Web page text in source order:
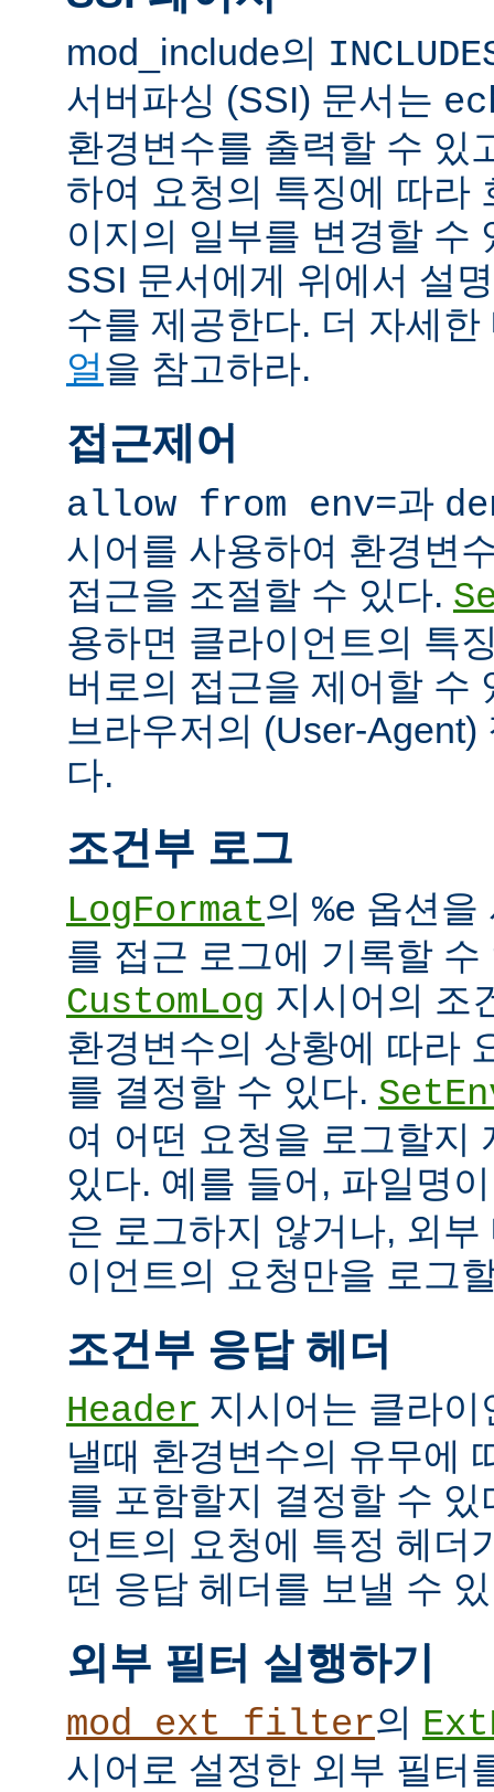
mod_include의
서버파싱 (SSI) 문서는
환경변수를 출력할 수 있
하여 요청의 특징에 따라
이지의 일부를 변경할 수
SSI 문서에게 위에서 설
수를 제공한다. 더 자세
얼을 참고하라.
접근제어
allow from env=과
시어를 사용하여 환경변
접근을 조절할 수 있다.
용하면 클라이언트의 특
버로의 접근을 제어할 수
브라우저의 (User-
다.
조건부 로그
LogFormat의 %e 옵션을
를 접근 로그에 기록할 수
CustomLog 지시어의 조
환경변수의 상황에 따라
를 결정할 수 있다.
여 어떤 요청을 로그할지
있다. 예를 들어, 파일명
은 로그하지 않거나, 외
이언트의 요청만을 로그
조건부 응답 헤더
Header 지시어는 클라
낼때 환경변수의 유무에
를 포함할지 결정할 수
언트의 요청에 특정 헤더
떤 응답 헤더를 보낼 수
외부 필터 실행하기
mod_ext_filter의
시어로 설정한 외부 필터